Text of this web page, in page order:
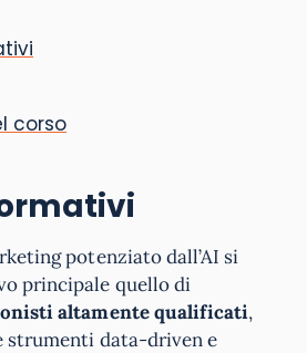
corso
potenziato dall’AI si
principale quello di
altamente qualificati,
strumenti data-driven e